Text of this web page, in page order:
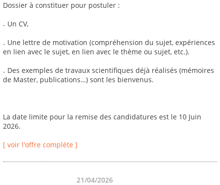
Dossier à constituer pour postuler :
₋ Un CV,
₋ Une lettre de motivation (compréhension du sujet, expériences
en lien avec le sujet, en lien avec le thème ou sujet, etc.).
₋ Des exemples de travaux scientifiques déjà réalisés (mémoires
de Master, publications…) sont les bienvenus.
La date limite pour la remise des candidatures est le 10 Juin
2026.
[ voir l'offre complète ]
21/04/2026